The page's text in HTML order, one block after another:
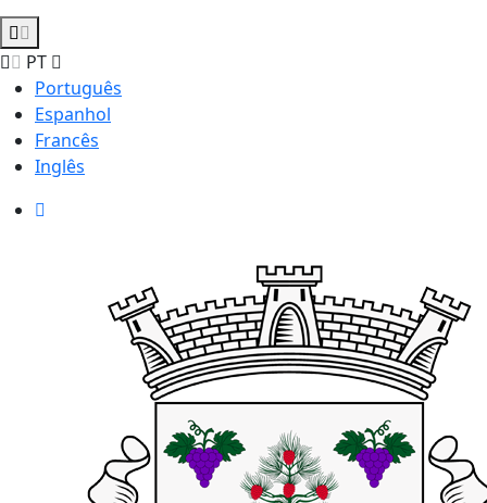
PT
Português
Espanhol
Francês
Inglês